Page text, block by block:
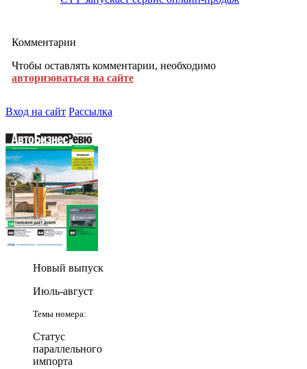
Комментарии
Чтобы оставлять комментарии, необходимо
авторизоваться на сайте
Вход на сайт Рассылка
Новый выпуск
Июль-август
Темы номера:
Статус
параллельного
импорта